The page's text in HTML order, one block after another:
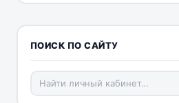
ПОИСК ПО САЙТУ